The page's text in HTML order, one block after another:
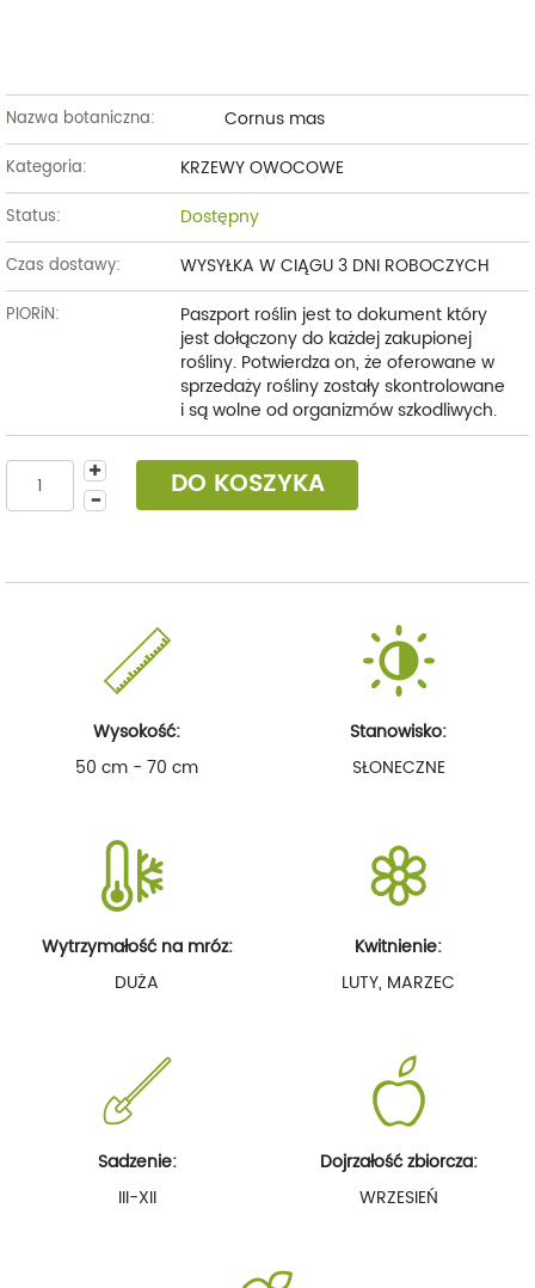
Nazwa botaniczna: Cornus mas
Kategoria: KRZEWY OWOCOWE
Status: Dostępny
Czas dostawy: WYSYŁKA W CIĄGU 3 DNI ROBOCZYCH
PIORiN:
Paszport roślin jest to dokument który
jest dołączony do każdej zakupionej
rośliny. Potwierdza on, że oferowane w
sprzedaży rośliny zostały skontrolowane
i są wolne od organizmów szkodliwych.
DO KOSZYKA
Wysokość:
50 cm - 70 cm
Stanowisko:
SŁONECZNE
Wytrzymałość na mróz:
DUŻA
Kwitnienie:
LUTY, MARZEC
Sadzenie:
III-XII
Dojrzałość zbiorcza:
WRZESIEŃ